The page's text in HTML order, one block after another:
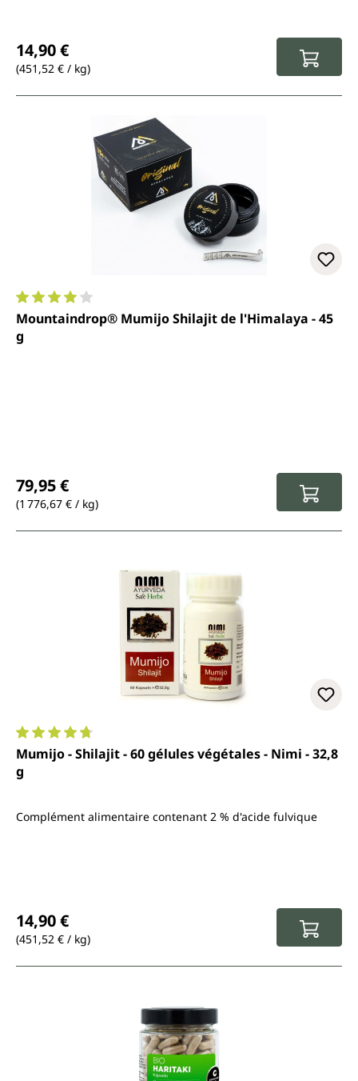
14,90 €
(451,52 € / kg)
Note moyenne de 4.1 sur 5 étoiles
Mountaindrop® Mumijo Shilajit de l'Himalaya - 45
g
79,95 €
(1 776,67 € / kg)
Note moyenne de 4.7 sur 5 étoiles
Mumijo - Shilajit - 60 gélules végétales - Nimi - 32,8
g
Complément alimentaire contenant 2 % d'acide fulvique
14,90 €
(451,52 € / kg)